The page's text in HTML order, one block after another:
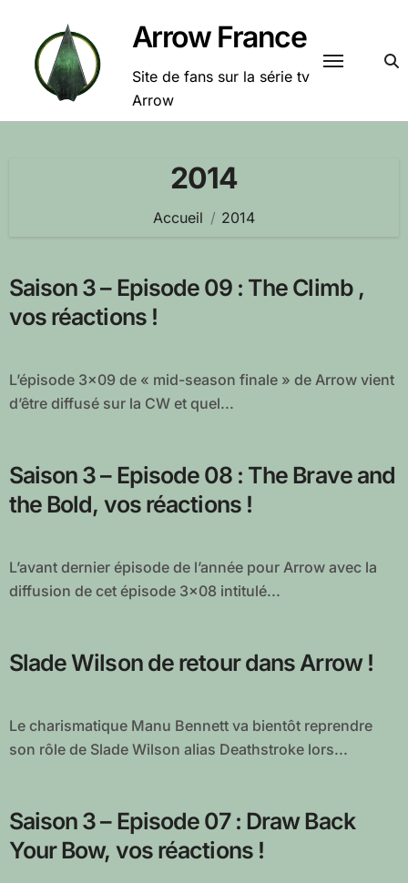
contenu
Arrow France
Site de fans sur la série tv
Arrow
2014
Accueil 2014
Saison 3 – Episode 09 : The Climb ,
vos réactions !
L’épisode 3×09 de « mid-season finale » de Arrow vient
d’être diffusé sur la CW et quel...
Saison 3 – Episode 08 : The Brave and
the Bold, vos réactions !
L’avant dernier épisode de l’année pour Arrow avec la
diffusion de cet épisode 3×08 intitulé...
Slade Wilson de retour dans Arrow !
Le charismatique Manu Bennett va bientôt reprendre
son rôle de Slade Wilson alias Deathstroke lors...
Saison 3 – Episode 07 : Draw Back
Your Bow, vos réactions !